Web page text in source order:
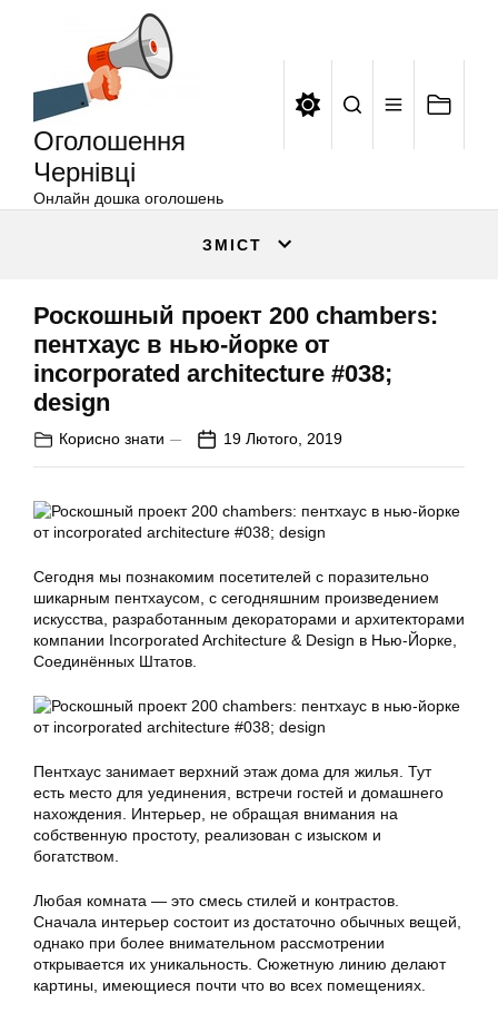
Оголошення
Чернівці
Онлайн дошка оголошень
ЗМІСТ
Роскошный проект 200 chambers:
пентхаус в нью-йорке от
incorporated architecture #038;
design
Корисно знати 19 Лютого, 2019
Сегодня мы познакомим посетителей с поразительно
шикарным пентхаусом, с сегодняшним произведением
искусства, разработанным декораторами и архитекторами
компании Incorporated Architecture & Design в Нью-Йорке,
Соединённых Штатов.
Пентхаус занимает верхний этаж дома для жилья. Тут
есть место для уединения, встречи гостей и домашнего
нахождения. Интерьер, не обращая внимания на
собственную простоту, реализован с изыском и
богатством.
Любая комната — это смесь стилей и контрастов.
Сначала интерьер состоит из достаточно обычных вещей,
однако при более внимательном рассмотрении
открывается их уникальность. Сюжетную линию делают
картины, имеющиеся почти что во всех помещениях.